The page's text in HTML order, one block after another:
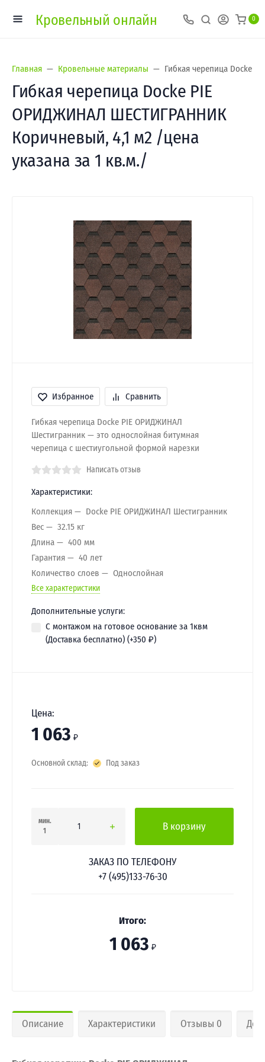
Кровельный онлайн 0
Главная Кровельные материалы Гибкая черепица Docke
Гибкая черепица Docke PIE
ОРИДЖИНАЛ ШЕСТИГРАННИК
Коричневый, 4,1 м2 /цена
указана за 1 кв.м./
Избранное Сравнить
Гибкая черепица Docke PIE ОРИДЖИНАЛ
Шестигранник — это однослойная битумная
черепица с шестиугольной формой нарезки
Написать отзыв
Характеристики:
Коллекция
Docke PIE ОРИДЖИНАЛ Шестигранник
Вес
32.15 кг
Длина
400 мм
Гарантия
40 лет
Количество слоев
Однослойная
Все характеристики
Дополнительные услуги:
С монтажом на готовое основание за 1квм
(Доставка бесплатно) (+350 ₽)
Цена:
1 063 ₽
Основной склад: Под заказ
мин.
1
В корзину
ЗАКАЗ ПО ТЕЛЕФОНУ
+7 (495)133-76-30
Итого:
1 063 ₽
Описание Характеристики Отзывы 0